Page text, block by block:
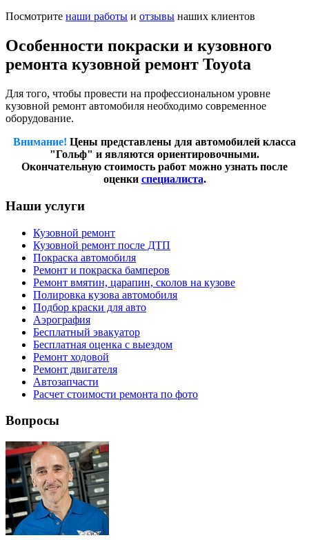
Посмотрите наши работы и отзывы наших клиентов
Особенности покраски и кузовного
ремонта кузовной ремонт Toyota
Для того, чтобы провести на профессиональном уровне
кузовной ремонт автомобиля необходимо современное
оборудование.
Внимание! Цены представлены для автомобилей класса
"Гольф" и являются ориентировочными.
Окончательную стоимость работ можно узнать после
оценки специалиста.
Наши услуги
Кузовной ремонт
Кузовной ремонт после ДТП
Покраска автомобиля
Ремонт и покраска бамперов
Ремонт вмятин, царапин, сколов на кузове
Полировка кузова автомобиля
Подбор краски для авто
Аэрография
Бесплатный эвакуатор
Бесплатная оценка с выездом
Ремонт ходовой
Ремонт двигателя
Автозапчасти
Расчет стоимости ремонта по фото
Вопросы